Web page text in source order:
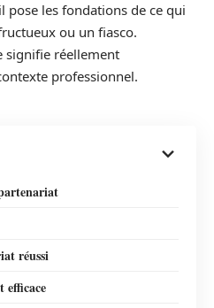
pose les fondations de ce qui
ou un fiasco.
signifie réellement
professionnel.
réussi
efficace